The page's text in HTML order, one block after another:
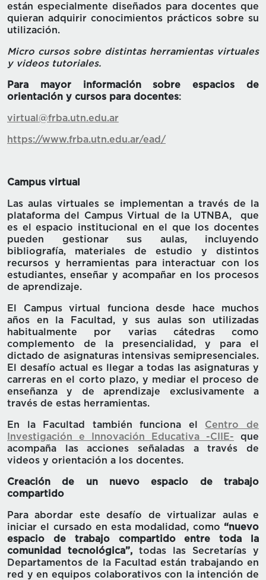
están especialmente diseñados para docentes que
quieran adquirir conocimientos prácticos sobre su
utilización.
Micro cursos sobre distintas herramientas virtuales
y videos tutoriales.
Para mayor información sobre espacios de
orientación y cursos para docentes:
virtual@frba.utn.edu.ar
https://www.frba.utn.edu.ar/ead/
Campus virtual
Las aulas virtuales se implementan a través de la
plataforma del Campus Virtual de la UTNBA, que
es el espacio institucional en el que los docentes
pueden gestionar sus aulas, incluyendo
bibliografía, materiales de estudio y distintos
recursos y herramientas para interactuar con los
estudiantes, enseñar y acompañar en los procesos
de aprendizaje.
El Campus virtual funciona desde hace muchos
años en la Facultad, y sus aulas son utilizadas
habitualmente por varias cátedras como
complemento de la presencialidad, y para el
dictado de asignaturas intensivas semipresenciales.
El desafío actual es llegar a todas las asignaturas y
carreras en el corto plazo, y mediar el proceso de
enseñanza y de aprendizaje exclusivamente a
través de estas herramientas.
En la Facultad también funciona el Centro de
Investigación e Innovación Educativa -CIIE- que
acompaña las acciones señaladas a través de
videos y orientación a los docentes.
Creación de un nuevo espacio de trabajo
compartido
Para abordar este desafío de virtualizar aulas e
iniciar el cursado en esta modalidad, como “nuevo
espacio de trabajo compartido entre toda la
comunidad tecnológica”, todas las Secretarías y
Departamentos de la Facultad están trabajando en
red y en equipos colaborativos con la intención de